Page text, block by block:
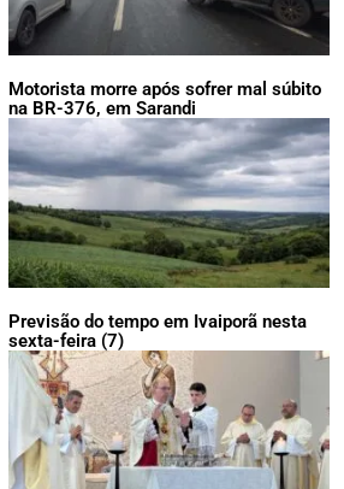
Motorista morre após sofrer mal súbito
na BR-376, em Sarandi
Previsão do tempo em Ivaiporã nesta
sexta-feira (7)